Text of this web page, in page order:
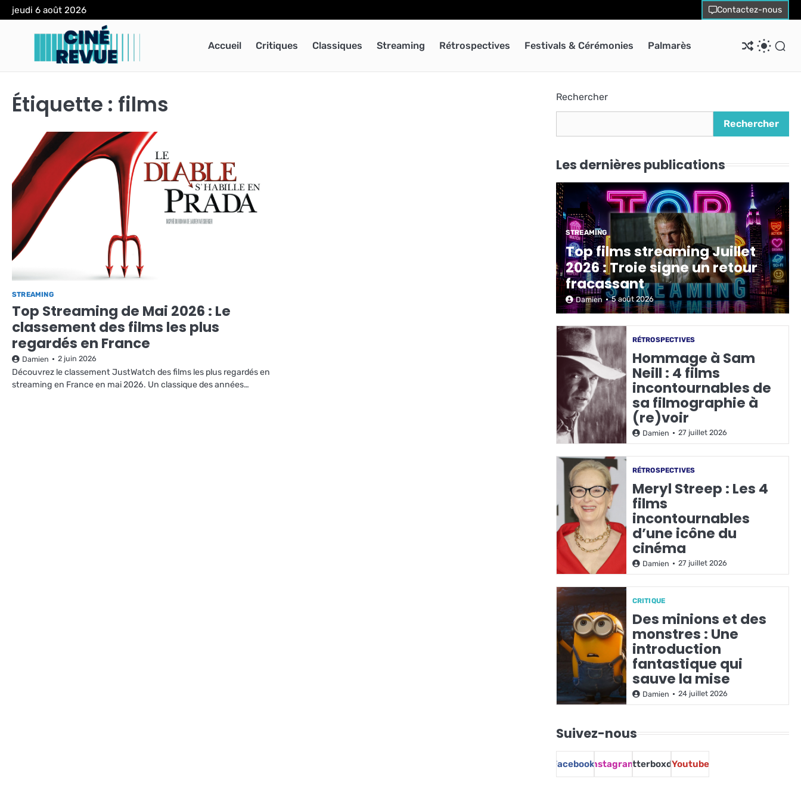
Skip
to
content
jeudi 6 août 2026 Contactez-nous
Accueil Critiques Classiques Streaming Rétrospectives Festivals & Cérémonies Palmarès
Étiquette : films
STREAMING
Top Streaming de Mai 2026 : Le
classement des films les plus
regardés en France
Damien 2 juin 2026
Découvrez le classement JustWatch des films les plus regardés en
streaming en France en mai 2026. Un classique des années…
Rechercher
Rechercher
Les dernières publications
STREAMING
Top films streaming Juillet
2026 : Troie signe un retour
fracassant
Damien 5 août 2026
RÉTROSPECTIVES
Hommage à Sam
Neill : 4 films
incontournables de
sa filmographie à
(re)voir
Damien 27 juillet 2026
RÉTROSPECTIVES
Meryl Streep : Les 4
films
incontournables
d’une icône du
cinéma
Damien 27 juillet 2026
CRITIQUE
Des minions et des
monstres : Une
introduction
fantastique qui
sauve la mise
Damien 24 juillet 2026
Suivez-nous
FacebookInstagramLetterboxdYoutube